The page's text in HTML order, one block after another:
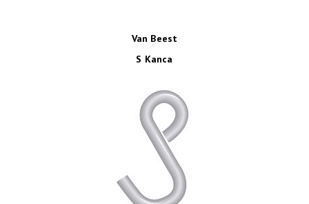
Van Beest
S Kanca